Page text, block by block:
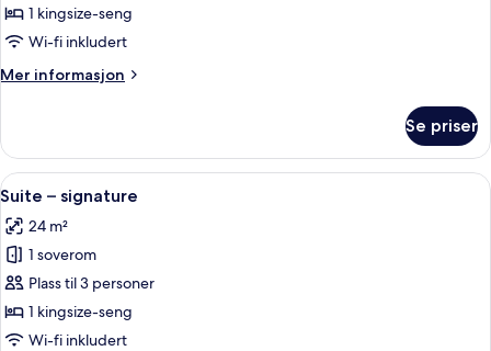
1 kingsize-seng
Wi-fi inkludert
Mer informasjon
Mer
Se priser
Åpne
alle
bildene
av
Suite
–
signature
Suite – signature | Skrivebord,
13
Suite – signature
24 m²
1 soverom
Plass til 3 personer
1 kingsize-seng
Wi-fi inkludert